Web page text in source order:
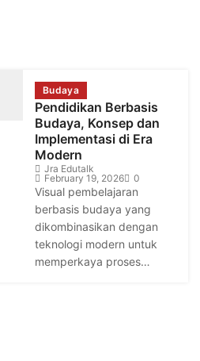
Budaya
Pendidikan Berbasis
Budaya, Konsep dan
Implementasi di Era
Modern
Jra Edutalk
February 19, 2026
0
Visual pembelajaran
berbasis budaya yang
dikombinasikan dengan
teknologi modern untuk
memperkaya proses…